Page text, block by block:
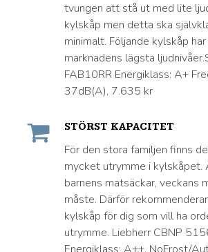
tvungen att stå ut med lite
kylskåp men detta ska
minimalt. Följande kylskåp
marknadens lägsta
FAB10RR Energiklass: A+
37dB(A), 7.635 kr
STÖRST KAPACITET
För den stora familjen finns
mycket utrymme i
barnens matsäckar, veckans
måste. Därför
kylskåp för dig som vill ha
utrymme. Liebherr CBNP